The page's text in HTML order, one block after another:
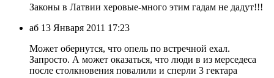
Законы в Латвии херовые-много этим гадам не дадут!!!
аб 13 Января 2011 17:23
Может обернутся, что опель по встречной ехал.
Запросто. А может оказаться, что люди в из мерседеса
после столкновения повалили и сперли 3 гектара